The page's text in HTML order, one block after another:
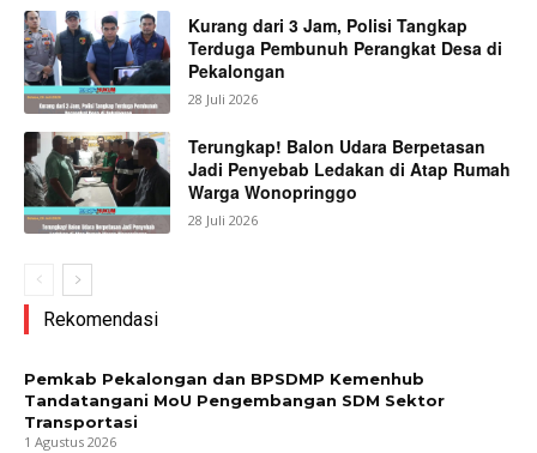
Kurang dari 3 Jam, Polisi Tangkap
Terduga Pembunuh Perangkat Desa di
Pekalongan
28 Juli 2026
Terungkap! Balon Udara Berpetasan
Jadi Penyebab Ledakan di Atap Rumah
Warga Wonopringgo
28 Juli 2026
Rekomendasi
Pemkab Pekalongan dan BPSDMP Kemenhub
Tandatangani MoU Pengembangan SDM Sektor
Transportasi
1 Agustus 2026